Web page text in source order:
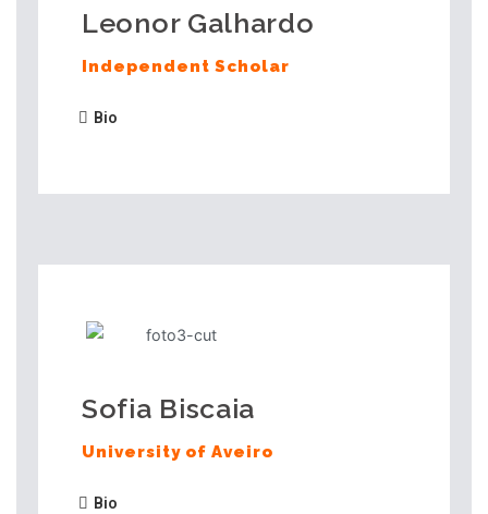
Leonor Galhardo
Independent Scholar
Bio
Sofia Biscaia
University of Aveiro
Bio